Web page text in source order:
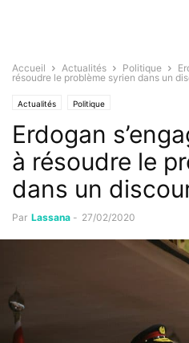
Accueil Actualités Politique
résoudre le problème syrien dans un
Actualités Politique
Erdogan
à résoudre le
dans un
Par Lassana - 27/02/2020